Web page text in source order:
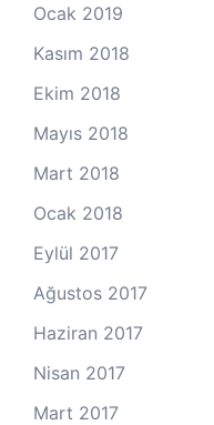
Ocak 2019
Kasım 2018
Ekim 2018
Mayıs 2018
Mart 2018
Ocak 2018
Eylül 2017
Ağustos 2017
Haziran 2017
Nisan 2017
Mart 2017